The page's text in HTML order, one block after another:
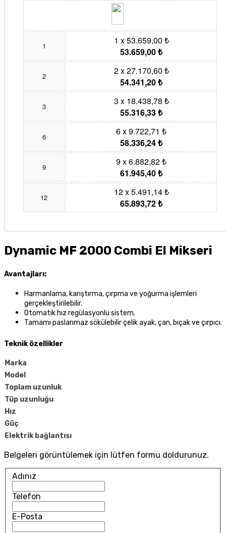
1
1 x 53.659,00 ₺
53.659,00 ₺
2
2 x 27.170,60 ₺
54.341,20 ₺
3
3 x 18.438,78 ₺
55.316,33 ₺
6
6 x 9.722,71 ₺
58.336,24 ₺
9
9 x 6.882,82 ₺
61.945,40 ₺
12
12 x 5.491,14 ₺
65.893,72 ₺
Dynamic MF 2000 Combi El Mikseri
Avantajları:
Harmanlama, karıştırma, çırpma ve yoğurma işlemleri
gerçekleştirilebilir.
Otomatik hız regülasyonlu sistem.
Tamamı paslanmaz sökülebilir çelik ayak, çan, bıçak ve çırpıcı.
Teknik özellikler
Marka
Model
Toplam uzunluk
Tüp uzunluğu
Hız
Güç
Elektrik bağlantısı
Belgeleri görüntülemek için lütfen formu doldurunuz.
Adınız
Telefon
E-Posta